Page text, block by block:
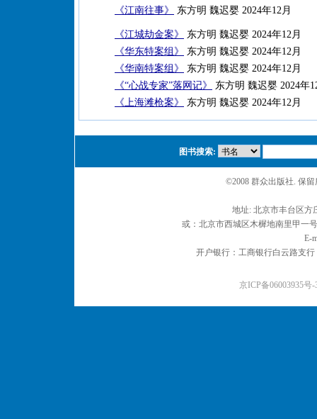
《江南往事》
东方明 魏迟婴 2024年12月
《江城劫金案》
东方明 魏迟婴 2024年12月
《华东特案组》
东方明 魏迟婴 2024年12月
《华南特案组》
东方明 魏迟婴 2024年12月
《“心战专家”落网记》
东方明 魏迟婴 2024年
《上海滩枪案》
东方明 魏迟婴 2024年12月
图书搜索:
©2008 群众出版社. 保
地址: 北京市丰台区
或：北京市西城区木樨地南里甲一
E-
开户银行：工商银行白云路支
京ICP备06003935号-